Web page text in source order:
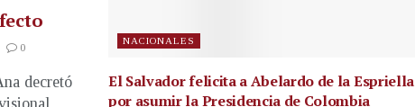
0
decretó
NACIONALES
El Salvador felicita a Abelardo de la Espriella
por asumir la Presidencia de Colombia